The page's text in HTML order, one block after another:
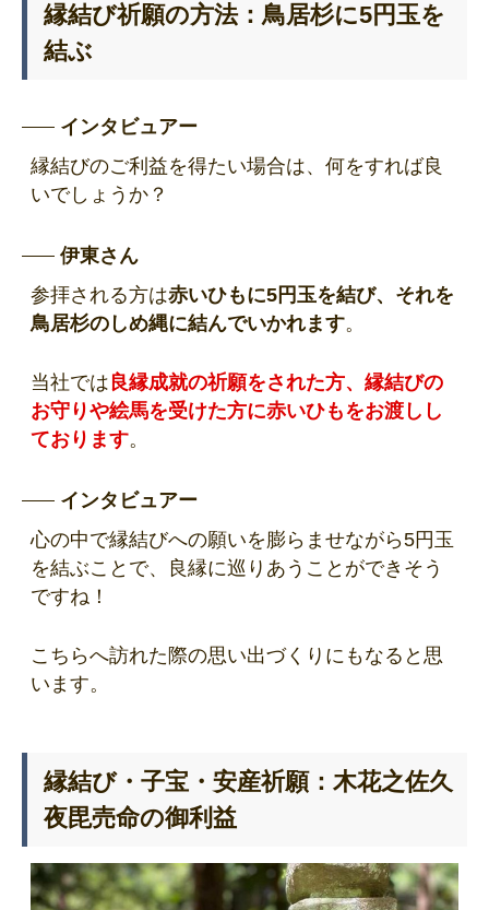
縁結び祈願の方法：鳥居杉に5円玉を
結ぶ
インタビュアー
縁結びのご利益を得たい場合は、何をすれば良
いでしょうか？
伊東さん
参拝される方は赤いひもに5円玉を結び、それを
鳥居杉のしめ縄に結んでいかれます。
当社では 良縁成就の祈願をされた方、縁結びの
お守りや絵馬を受けた方に赤いひもをお渡しし
ております。
インタビュアー
心の中で縁結びへの願いを膨らませながら5円玉
を結ぶことで、良縁に巡りあうことができそう
ですね！
こちらへ訪れた際の思い出づくりにもなると思
います。
縁結び・子宝・安産祈願：木花之佐久
夜毘売命の御利益